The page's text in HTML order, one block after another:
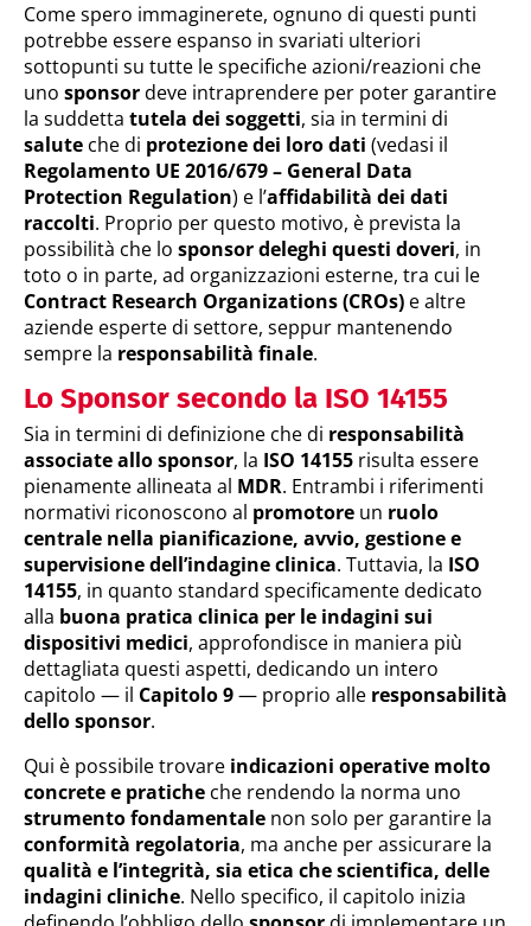
Come spero immaginerete, ognuno di questi punti
potrebbe essere espanso in svariati ulteriori
sottopunti su tutte le specifiche azioni/reazioni che
uno sponsordeve intraprendere per poter garantire
la suddetta tutela dei soggetti, sia in termini di
salute che di protezione dei loro dati (vedasi il
Regolamento UE 2016/679 – General Data
Protection Regulation) e l’affidabilità dei dati
raccolti. Proprio per questo motivo, è prevista la
possibilità che lo sponsordeleghi questi doveri, in
toto o in parte, ad organizzazioni esterne, tra cui le
Contract Research Organizations (CROs) e altre
aziende esperte di settore, seppur mantenendo
sempre la responsabilità finale.
Lo Sponsor secondo la ISO 14155
Sia in termini di definizione che di responsabilità
associate allo sponsor, la ISO 14155 risulta essere
pienamente allineata al MDR. Entrambi i riferimenti
normativi riconoscono al promotore un ruolo
centrale nella pianificazione, avvio, gestione e
supervisione dell’indagine clinica. Tuttavia, la ISO
14155, in quanto standard specificamente dedicato
alla buona pratica clinica per le indagini sui
dispositivi medici, approfondisce in maniera più
dettagliata questi aspetti, dedicando un intero
capitolo — il Capitolo 9— proprio alle responsabilità
dello sponsor.
Qui è possibile trovare indicazioni operative molto
concrete e pratiche che rendendo la norma uno
strumento fondamentale non solo per garantire la
conformità regolatoria, ma anche per assicurare la
qualità e l’integrità, sia etica che scientifica, delle
indagini cliniche. Nello specifico, il capitolo inizia